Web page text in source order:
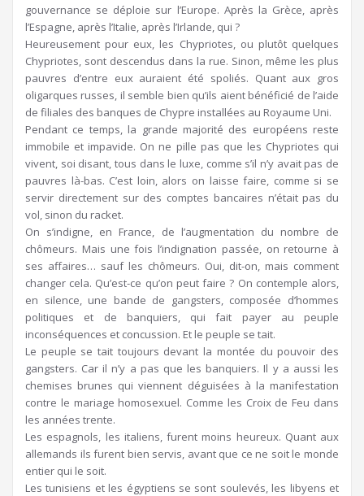
gouvernance se déploie sur l’Europe. Après la Grèce, après
l’Espagne, après l’Italie, après l’Irlande, qui ?
Heureusement pour eux, les Chypriotes, ou plutôt quelques
Chypriotes, sont descendus dans la rue. Sinon, même les plus
pauvres d’entre eux auraient été spoliés. Quant aux gros
oligarques russes, il semble bien qu’ils aient bénéficié de l’aide
de filiales des banques de Chypre installées au Royaume Uni.
Pendant ce temps, la grande majorité des européens reste
immobile et impavide. On ne pille pas que les Chypriotes qui
vivent, soi disant, tous dans le luxe, comme s’il n’y avait pas de
pauvres là-bas. C’est loin, alors on laisse faire, comme si se
servir directement sur des comptes bancaires n’était pas du
vol, sinon du racket.
On s’indigne, en France, de l’augmentation du nombre de
chômeurs. Mais une fois l’indignation passée, on retourne à
ses affaires… sauf les chômeurs. Oui, dit-on, mais comment
changer cela. Qu’est-ce qu’on peut faire ? On contemple alors,
en silence, une bande de gangsters, composée d’hommes
politiques et de banquiers, qui fait payer au peuple
inconséquences et concussion. Et le peuple se tait.
Le peuple se tait toujours devant la montée du pouvoir des
gangsters. Car il n’y a pas que les banquiers. Il y a aussi les
chemises brunes qui viennent déguisées à la manifestation
contre le mariage homosexuel. Comme les Croix de Feu dans
les années trente.
Les espagnols, les italiens, furent moins heureux. Quant aux
allemands ils furent bien servis, avant que ce ne soit le monde
entier qui le soit.
Les tunisiens et les égyptiens se sont soulevés, les libyens et